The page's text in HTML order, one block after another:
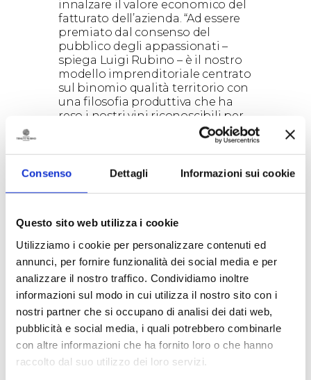
Consenso Dettagli Informazioni sui cookie
Questo sito web utilizza i cookie
Utilizziamo i cookie per personalizzare contenuti ed
annunci, per fornire funzionalità dei social media e per
analizzare il nostro traffico. Condividiamo inoltre
informazioni sul modo in cui utilizza il nostro sito con i
nostri partner che si occupano di analisi dei dati web,
pubblicità e social media, i quali potrebbero combinarle
con altre informazioni che ha fornito loro o che hanno
raccolto dal suo utilizzo dei loro servizi.
innalzare il valore economico del
fatturato dell’azienda. “Ad essere
premiato dal consenso del
pubblico degli appassionati –
spiega Luigi Rubino – è il nostro
modello imprenditoriale centrato
sul binomio qualità territorio con
una filosofia produttiva che ha
reso i nostri vini riconoscibili per
stile produttivo e territorialità”.
A Verona, presso il padiglione 11
operatori e i consumatori in uno
nuove annate dei vini in
commercio, con una particolare
attenzione rivolta soprattutto ai
nuovi millesimi dei vitigni rari,
come l’Ottavianello, il Bianco
d’Alessano e il Minutolo, rilanciati
l’anno scorso con la linea “Le
Riscoperte”, che vede queste
varietà crescere in quelle
specifiche aree in cui hanno dato
storicamente le migliori
espressioni in termini di qualità.